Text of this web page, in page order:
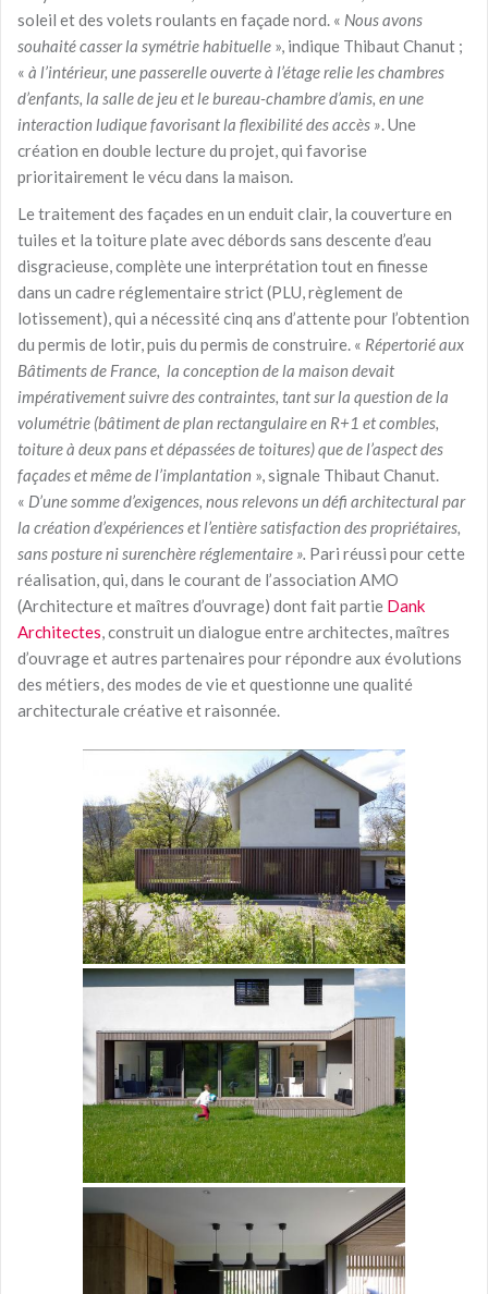
soleil et des volets roulants en façade nord. « Nous avons
souhaité casser la symétrie habituelle », indique Thibaut Chanut ;
« à l’intérieur, une passerelle ouverte à l’étage relie les chambres
d’enfants, la salle de jeu et le bureau-chambre d’amis, en une
interaction ludique favorisant la flexibilité des accès » . Une
création en double lecture du projet, qui favorise
prioritairement le vécu dans la maison.
Le traitement des façades en un enduit clair, la couverture en
tuiles et la toiture plate avec débords sans descente d’eau
disgracieuse, complète une interprétation tout en finesse
dans un cadre réglementaire strict (PLU, règlement de
lotissement), qui a nécessité cinq ans d’attente pour l’obtention
du permis de lotir, puis du permis de construire. « Répertorié aux
Bâtiments de France, la conception de la maison devait
impérativement suivre des contraintes, tant sur la question de la
volumétrie (bâtiment de plan rectangulaire en R+1 et combles,
toiture à deux pans et dépassées de toitures) que de l’aspect des
façades et même de l’implantation », signale Thibaut Chanut.
« D’une somme d’exigences, nous relevons un défi architectural par
la création d’expériences et l’entière satisfaction des propriétaires,
sans posture ni surenchère réglementaire ». Pari réussi pour cette
réalisation, qui, dans le courant de l’association AMO
(Architecture et maîtres d’ouvrage) dont fait partie Dank
Architectes , construit un dialogue entre architectes, maîtres
d’ouvrage et autres partenaires pour répondre aux évolutions
des métiers, des modes de vie et questionne une qualité
architecturale créative et raisonnée.